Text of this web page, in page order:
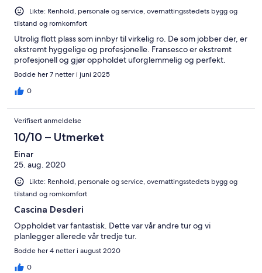
Likte: Renhold, personale og service, overnattingsstedets bygg og
tilstand og romkomfort
Utrolig flott plass som innbyr til virkelig ro. De som jobber der, er
ekstremt hyggelige og profesjonelle. Fransesco er ekstremt
profesjonell og gjør oppholdet uforglemmelig og perfekt.
Bodde her 7 netter i juni 2025
0
Verifisert anmeldelse
10/10 – Utmerket
Einar
25. aug. 2020
Likte: Renhold, personale og service, overnattingsstedets bygg og
tilstand og romkomfort
Cascina Desderi
Oppholdet var fantastisk. Dette var vår andre tur og vi
planlegger allerede vår tredje tur.
Bodde her 4 netter i august 2020
0